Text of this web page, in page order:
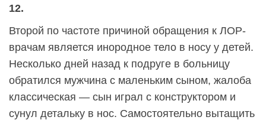
12.
Второй по частоте причиной обращения к ЛОР-
врачам является инородное тело в носу у детей.
Несколько дней назад к подруге в больницу
обратился мужчина с маленьким сыном, жалоба
классическая — сын играл с конструктором и
сунул детальку в нос. Самостоятельно вытащить